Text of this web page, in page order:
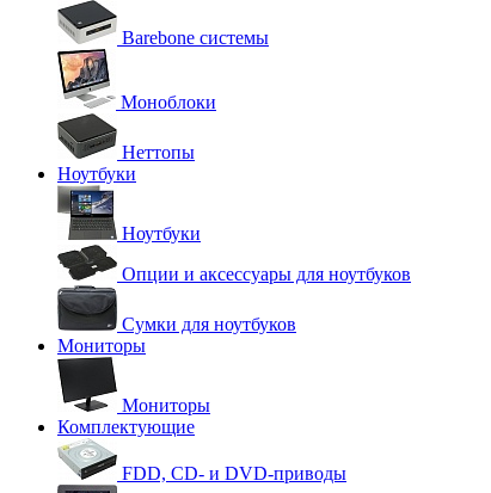
Barebone системы
Моноблоки
Неттопы
Ноутбуки
Ноутбуки
Опции и аксессуары для ноутбуков
Сумки для ноутбуков
Мониторы
Мониторы
Комплектующие
FDD, CD- и DVD-приводы